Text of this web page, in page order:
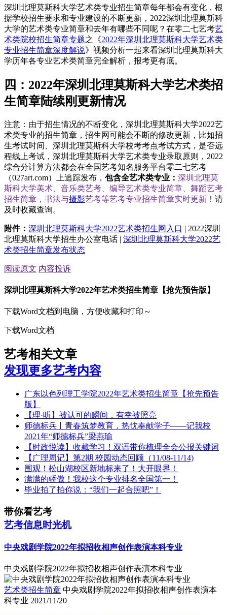
深圳北理莫斯科大学艺术类专业招生简章每年都会有变化，根
据学校招生要求和专业建设的不断更新，2022深圳北理莫斯科
大学的艺术类专业简章和去年有哪些不同呢？在零二七艺考艺
术类院校招生简章专题之《2022年深圳北理莫斯科大学艺术类
专业招生简章深度解说》视频分析一起来看深圳北理莫斯科大
学历年各专业艺术类简章完全解析，报考更有底。
四：2022年深圳北理莫斯科大学艺术类招
生简章陆续刚更新情况
注意：由于招生情况的不断变化，深圳北理莫斯科大学2022艺
术类专业的招生简章，招生网可能会不断的修改更新，比如招
生考试时间、深圳北理莫斯科大学校考考点考试方式，是否远
程线上考试，深圳北理莫斯科大学艺术类专业录取原则，2022
综合分计算方法都会在全国艺考知名服务平台零二七艺考
（027art.com）上追踪发布， 包含全艺术类专业： 深圳北理莫
斯科大学美术、音乐类艺考、编导艺术类专业简章、舞蹈艺考
招生简章，书法与摄影艺考等艺考专业招生简章实时更新！ 请
及时收藏查询。
附件： 深圳北理莫斯科大学2022艺术类招生网入口 | 2022深圳
北理莫斯科大学招生办公室电话 | 深圳北理莫斯科大学2022艺
术类招生简章发布状态
阅读原文 内容投诉
深圳北理莫斯科大学2022年艺术类招生简章【抢先预告版】
下载Word文档到电脑，方便收藏和打印～
下载Word文档
艺考相关文章
发现更多艺考内容
广东以色列理工学院2022年艺术类招生简章【抢先预告
版】
【理·听】被认可的瞬间，有幸被照亮
师德标兵丨青春筑梦教育，热忱奉献学子——记我校
2021年“师德标兵”梁燕瑜
【时政悦读】收藏学习！双语带你梳理全会公报关键词
【广理周记】第2期 校园动态回顾（11/08-11/14)
围观！松山湖校区新地标来了！大开眼界！
满满的骄傲！我校这个专业排名全国第一！
毕业拍了拍你说：“我们一起合照吧”！
带你看艺考
艺考信息时光机
中央戏剧学院2022年拟招收相声创作表演本科专业
中央戏剧学院2022年拟招收相声创作表演本科专业
艺术类招生简章 中央戏剧学院2022年拟招收相声创作表演本
科专业 2021/11/20